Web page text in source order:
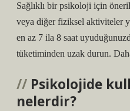
Sağlıklı bir psikoloji için
veya diğer fiziksel aktiviteler
en az 7 ila 8 saat
tüketiminden uzak durun.
Psikolojide
nelerdir?